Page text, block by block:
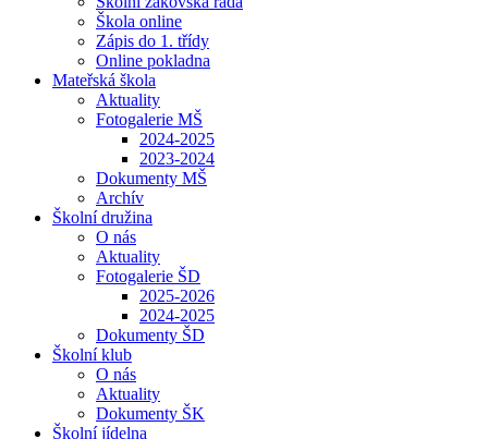
Škola online
Zápis do 1. třídy
Online pokladna
Mateřská škola
Aktuality
Fotogalerie MŠ
2024-2025
2023-2024
Dokumenty MŠ
Archív
Školní družina
O nás
Aktuality
Fotogalerie ŠD
2025-2026
2024-2025
Dokumenty ŠD
Školní klub
O nás
Aktuality
Dokumenty ŠK
Školní jídelna